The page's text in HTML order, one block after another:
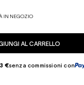
IN NEGOZIO
AL CARRELLO
€senza commissioni con